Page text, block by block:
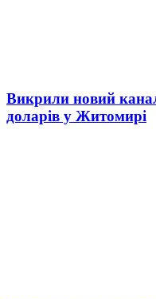
Викрили новий
доларів у Житомирі